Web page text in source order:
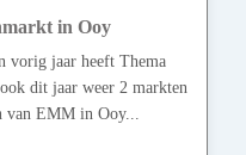
in Ooy
vorig jaar heeft Thema
dit jaar weer 2 markten
van EMM in Ooy...